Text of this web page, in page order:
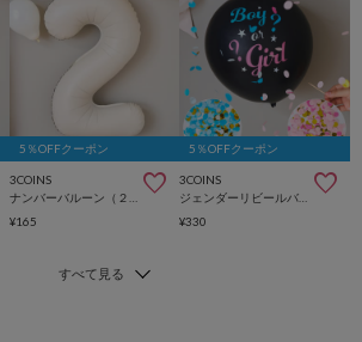
5％OFFクーポン
3COINS
¥165
5％OFFクーポン
3COINS
¥330